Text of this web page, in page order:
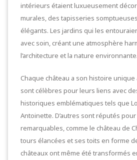
intérieurs étaient luxueusement
murales, des tapisseries
élégants. Les jardins qui les
avec soin, créant une atmosphère
l’architecture et la nature environnante.
Chaque château a son histoire unique
sont célèbres pour leurs liens avec
historiques emblématiques tels que
Antoinette. D’autres sont réputés
remarquables, comme le château de
tours élancées et ses toits en forme
châteaux ont même été transformés